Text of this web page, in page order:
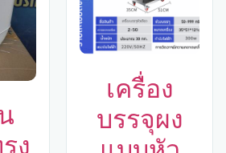
ง
เครื่อง
บรรจุผง